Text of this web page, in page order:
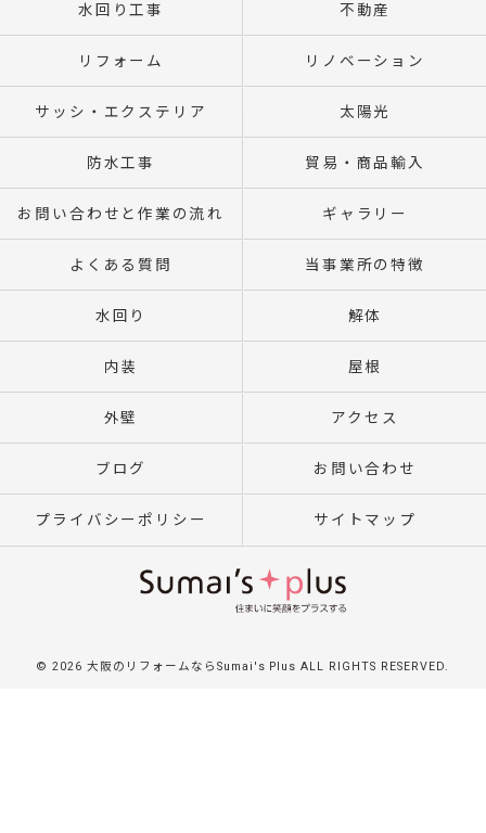
水回り工事 不動産
リフォーム リノベーション
サッシ・エクステリア 太陽光
防水工事 貿易・商品輸入
お問い合わせと作業の流れ ギャラリー
よくある質問 当事業所の特徴
水回り 解体
内装 屋根
外壁 アクセス
ブログ お問い合わせ
プライバシーポリシー サイトマップ
© 2026 大阪のリフォームならSumai's Plus ALL RIGHTS RESERVED.